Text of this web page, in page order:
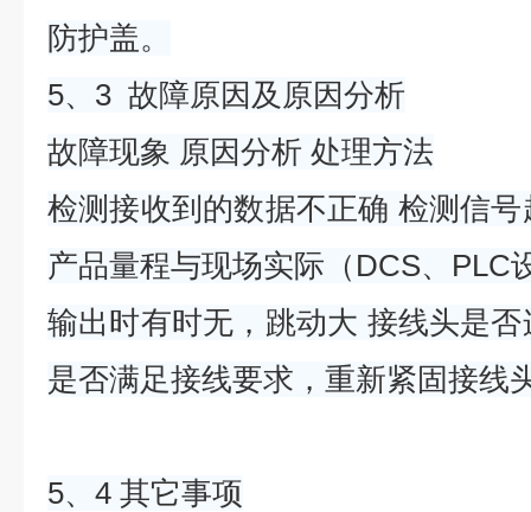
防护盖。
5、3 故障原因及原因分析
故障现象 原因分析 处理方法
检测接收到的数据不正确 检测信
产品量程与现场实际（DCS、PLC
输出时有时无，跳动大 接线头是
是否满足接线要求，重新紧固接线
5、4 其它事项